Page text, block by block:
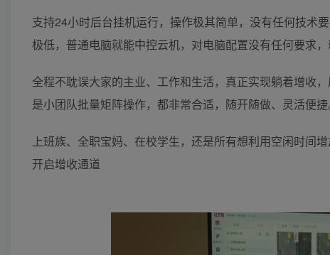
支持24小时后台挂机运行，操作极其简单，没有任何技术
极低，普通电脑就能中控云机，对电脑配置没有任何要求
全程不耽误大家的主业、工作和生活，真正实现躺着增收
是小团队批量矩阵操作，都非常合适，随开随做、灵活便捷
上班族、全职宝妈、在校学生，还是所有想利用空闲时间
开启增收通道